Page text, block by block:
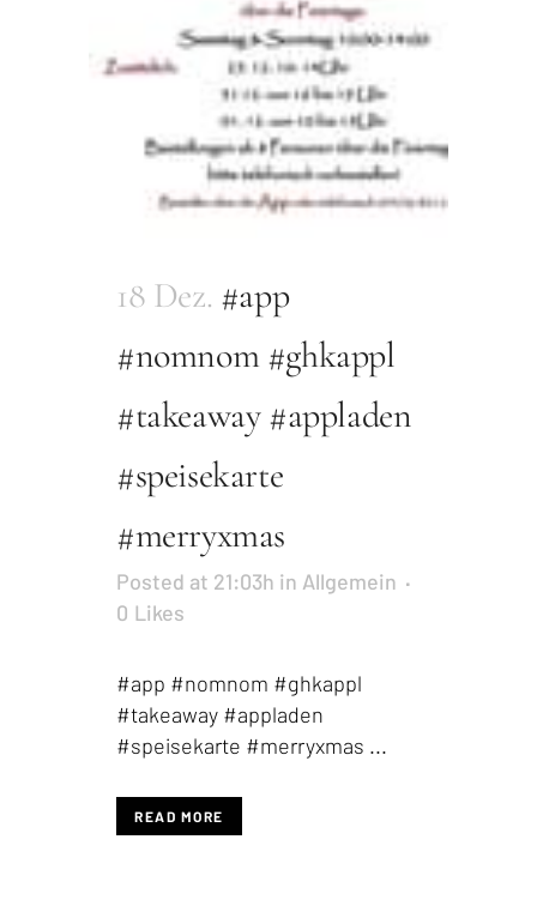
18 Dez. #app
#nomnom #ghkappl
#takeaway #appladen
#speisekarte
#merryxmas
Posted at 21:03h in Allgemein
0 Likes
#app #nomnom #ghkappl
#takeaway #appladen
#speisekarte #merryxmas ...
READ MORE